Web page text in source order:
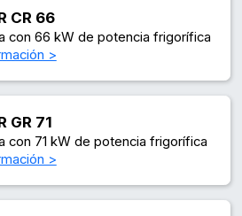
CR 66
con 66 kW de potencia frigorífica
>
GR 71
con 71 kW de potencia frigorífica
>